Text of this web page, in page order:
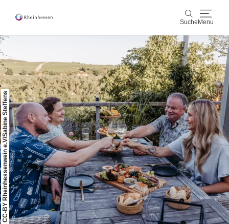
Suche Menu
Suche
Wein & Genuss
Aktiv & Natur
Kultur & Städte
Veranstaltungen
Buchung & Service
ShopRheinhessen-Blog Karte
© CC-BY Rheinhessenwein e.V/Sabine Steffens